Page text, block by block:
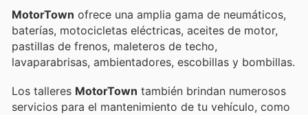
MotorTown ofrece una amplia gama de neumáticos,
baterías, motocicletas eléctricas, aceites de motor,
pastillas de frenos, maleteros de techo,
lavaparabrisas, ambientadores, escobillas y bombillas.
Los talleres MotorTown también brindan numerosos
servicios para el mantenimiento de tu vehículo, como